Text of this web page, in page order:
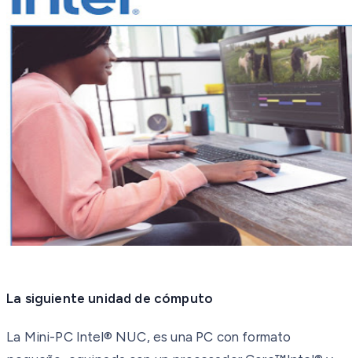
La siguiente unidad de cómputo
La Mini-PC Intel® NUC, es una PC con formato